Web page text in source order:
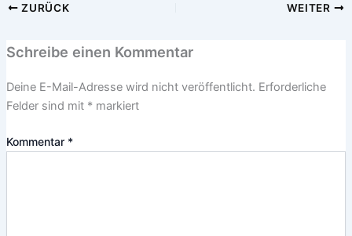
ZURÜCK WEITER
Schreibe einen Kommentar
Deine E-Mail-Adresse wird nicht veröffentlicht. Erforderliche
Felder sind mit *markiert
Kommentar *